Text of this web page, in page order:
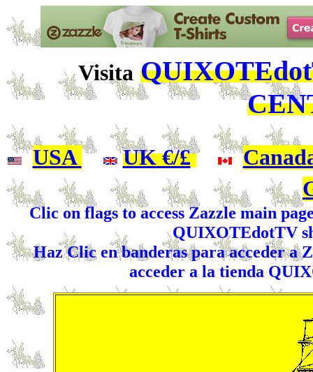
Visita
USA| UK€/£ |
Clic on flags to access Zazzle main
QUIXOTEdotTV
Haz Clic en banderas para acceder a
acceder a la tienda